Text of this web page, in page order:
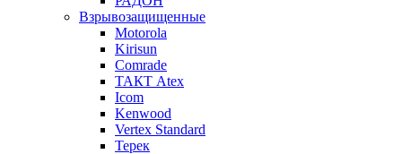
Взрывозащищенные
Motorola
Kirisun
Comrade
ТАКТ Atex
Icom
Kenwood
Vertex Standard
Терек